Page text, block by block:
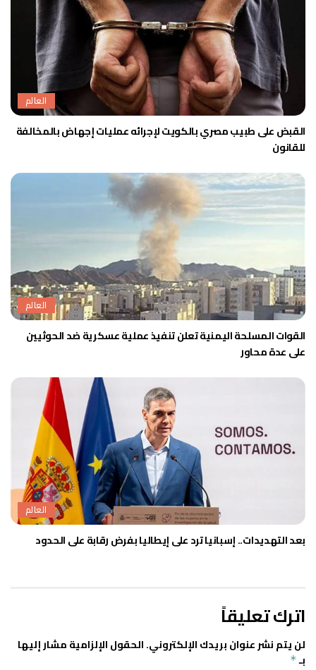
العالم
القبض على طبيب مصري بالكويت لإجرائه عمليات إجهاض بالمخالفة
للقانون
العالم
القوات المسلحة اليمنية تعلن تنفيذ عملية عسكرية ضد الحوثيين
على عدة محاور
العالم
بعد التهديدات.. إسبانيا ترد على إيطاليا بفرض رقابة على الحدود
اترك تعليقاً
لن يتم نشر عنوان بريدك الإلكتروني.الحقول الإلزامية مشار إليها
بـ *